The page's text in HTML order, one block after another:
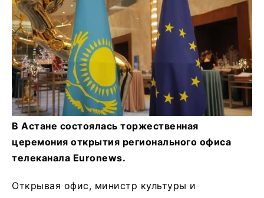
В Астане состоялась торжественная
церемония открытия регионального офиса
телеканала Euronews.
Открывая офис, министр культуры и